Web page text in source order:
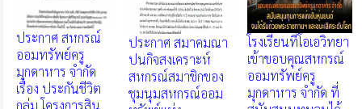
ประกาศ สหกรณ์
ออมทรัพย์ครู
มุกดาหาร จำกัด
เรื่อง ประกันชีวิต
กลุ่ม โครงการสิน
ประกาศ สมาคมณา
ปนกิจสงเคราะห์
สหกรณ์สมาชิกของ
ชุมนุมสหกรณ์ออม
โรงเรียนทีโอเอวิทยา
เข้าขอบคุณสหกรณ์
ออมทรัพย์ครู
มุกดาหาร จำกัด ที่